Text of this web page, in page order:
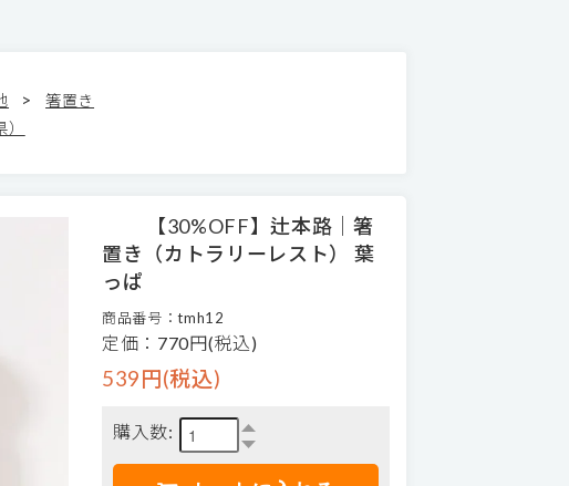
>
箸置き
【30%OFF】辻本路│箸
置き（カトラリーレスト） 葉
っぱ
商品番号：tmh12
定価：770円(税込)
539円(税込)
購入数: